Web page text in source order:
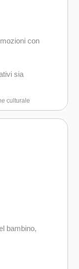
con
sia
culturale
bambino,